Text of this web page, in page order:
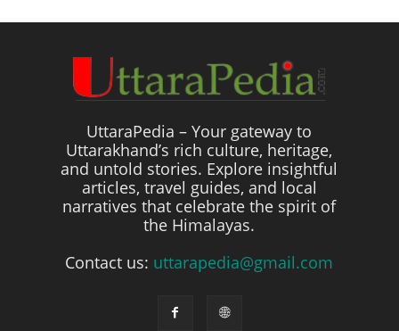
UttaraPedia – Your gateway to
Uttarakhand’s rich culture, heritage,
and untold stories. Explore insightful
articles, travel guides, and local
narratives that celebrate the spirit of
the Himalayas.
Contact us: uttarapedia@gmail.com